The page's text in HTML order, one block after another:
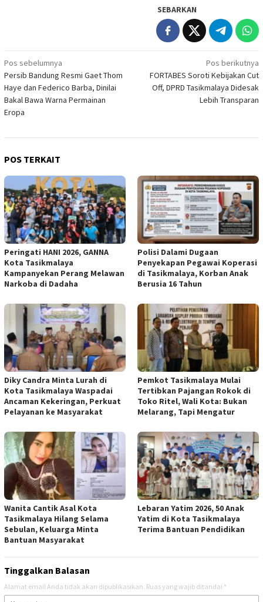
SEBARKAN
Navigasi
pos
Pos sebelumnya
Persib Bandung Resmi Gaet Thom
Haye dan Federico Barba, Dinilai
Bakal Bawa Warna Permainan
Eropa
Pos berikutnya
FORTABES Soroti Kebijakan Cut
Off, DPRD Tasikmalaya Didesak
Lebih Transparan
POS TERKAIT
Peringati HANI 2026, GANNA
Kota Tasikmalaya
Kampanyekan Perang Melawan
Narkoba di Dadaha
Polisi Dalami Dugaan
Penyekapan Pegawai Koperasi
di Tasikmalaya, Korban Anak
Berusia 16 Tahun
Diky Candra Minta Lurah di
Kota Tasikmalaya Waspadai
Ancaman Kekeringan, Perkuat
Pelayanan ke Masyarakat
Pemkot Tasikmalaya Mulai
Tertibkan Pajangan Rokok di
Toko Ritel, Wali Kota: Bukan
Melarang, Tapi Mengatur
Wanita Cantik Asal Kota
Tasikmalaya Hilang Selama
Sebulan, Keluarga Minta
Bantuan Masyarakat
Lebaran Yatim 2026, 50 Anak
Yatim di Kota Tasikmalaya
Terima Bantuan Pendidikan
Tinggalkan Balasan
Alamat email Anda tidak akan dipublikasikan. Ruas yang wajib ditandai *